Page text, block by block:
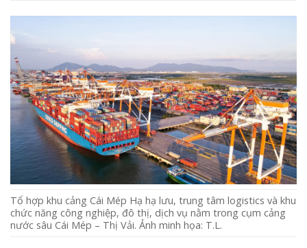
Tổ hợp khu cảng Cái Mép Hạ hạ lưu, trung tâm logistics và khu
chức năng công nghiệp, đô thị, dịch vụ nằm trong cụm cảng
nước sâu Cái Mép – Thị Vải. Ảnh minh họa: T.L.